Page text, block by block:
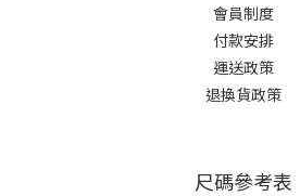
會員制度
付款安排
運送政策
退換貨政策
尺碼參考表